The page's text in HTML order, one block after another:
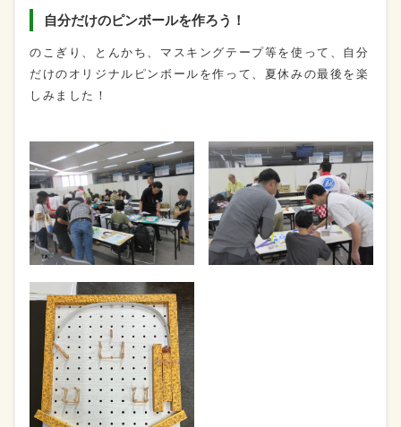
自分だけのピンボールを作ろう！
のこぎり、とんかち、マスキングテープ等を使って、自分
だけのオリジナルピンボールを作って、夏休みの最後を楽
しみました！